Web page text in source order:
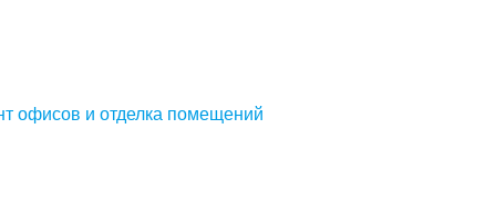
офисов и отделка помещений